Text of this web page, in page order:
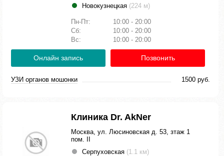
Новокузнецкая (224 м)
Пн-Пт:
10:00 - 20:00
Сб:
10:00 - 20:00
Вс:
10:00 - 20:00
Онлайн запись Позвонить
УЗИ органов мошонки 1500 руб.
Клиника Dr. AkNer
Москва, ул. Люсиновская д. 53, зтаж 1
пом. II
Серпуховская (1.1 км)